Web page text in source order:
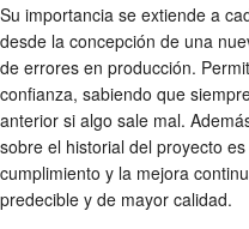
Su importancia se extiende a
desde la concepción de una
de errores en producción.
confianza, sabiendo que
anterior si algo sale mal.
sobre el historial del proyecto
cumplimiento y la mejora
predecible y de mayor calidad.